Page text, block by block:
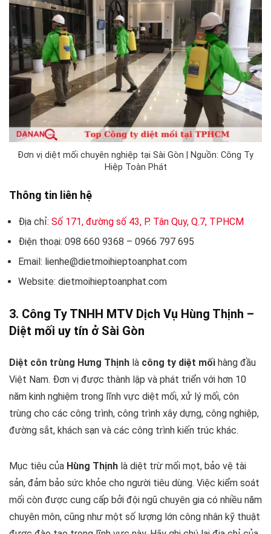
Đơn vị diệt mối chuyên nghiệp tại Sài Gòn | Nguồn: Công Ty
Hiệp Toàn Phát
Thông tin liên hệ
Địa chỉ: Số 171, đường số 43, P. Tân Quy, Q.7, TPHCM
Điện thoại: 098 660 9368 – 0966 797 695
Email: lienhe@dietmoihieptoanphat.com
Website: dietmoihieptoanphat.com
3. Công Ty TNHH MTV Dịch Vụ Hùng Thịnh –
Diệt mối uy tín ở Sài Gòn
Diệt côn trùng Hưng Thịnh là công ty diệt mối hàng đầu
Việt Nam. Đơn vị được thành lập và phát triển với hơn 10
năm kinh nghiệm trong lĩnh vực diệt mối, xử lý mối, côn
trùng cho các công trình, công trình xây dựng, công nghiệp,
đường sắt, khách sạn và các công trình kiến ​​trúc khác.
Mục tiêu của Hùng Thịnh là diệt trừ mối mọt, bảo vệ tài
sản, đảm bảo sức khỏe cho người tiêu dùng. Việc kiểm soát
mối còn được cung cấp bởi đội ngũ chuyên gia có nhiều năm
chuyên môn, cũng như một số lượng lớn công nhân kỹ thuật